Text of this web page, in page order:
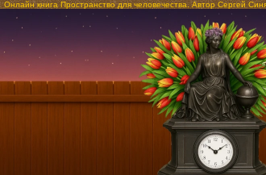
Онлайн книга Пространство для человечества. Автор Сергей